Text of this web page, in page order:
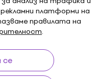
платформи на
правилата на
.
се